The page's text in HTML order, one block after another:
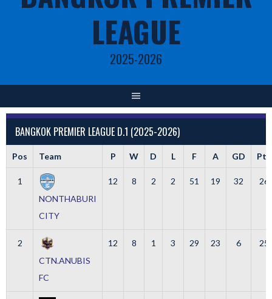
LEAGUE
2025-2026
BANGKOK PREMIER LEAGUE D.1 (2025-2026)
Pos Team P W D L F A GD Pts
1
NONTHABURI
CITY
12 8 2 2 51 19 32 26
2
CTN.ANUBIS
FC
12 8 1 3 29 23 6 25